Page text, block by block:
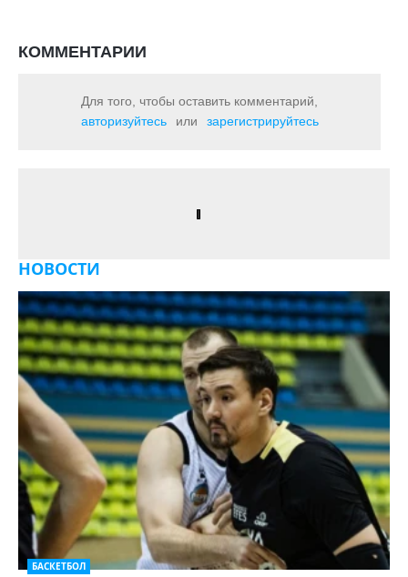
КОММЕНТАРИИ
Для того, чтобы оставить комментарий,
авторизуйтесь
или зарегистрируйтесь
НОВОСТИ
БАСКЕТБОЛ